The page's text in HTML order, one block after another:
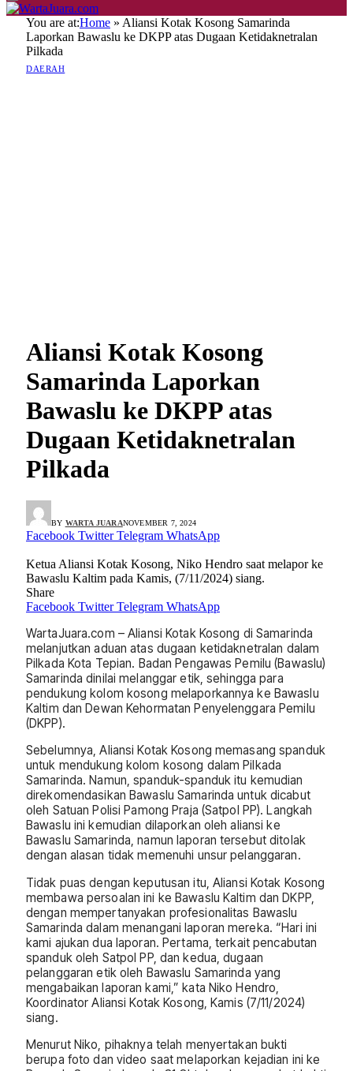
You are at:Home » Aliansi Kotak Kosong Samarinda
Laporkan Bawaslu ke DKPP atas Dugaan Ketidaknetralan
Pilkada
DAERAH
Aliansi Kotak Kosong
Samarinda Laporkan
Bawaslu ke DKPP atas
Dugaan Ketidaknetralan
Pilkada
BY WARTA JUARANOVEMBER 7, 2024
Facebook Twitter Telegram WhatsApp
Ketua Aliansi Kotak Kosong, Niko Hendro saat melapor ke
Bawaslu Kaltim pada Kamis, (7/11/2024) siang.
Share
Facebook Twitter Telegram WhatsApp
WartaJuara.com – Aliansi Kotak Kosong di Samarinda
melanjutkan aduan atas dugaan ketidaknetralan dalam
Pilkada Kota Tepian. Badan Pengawas Pemilu (Bawaslu)
Samarinda dinilai melanggar etik, sehingga para
pendukung kolom kosong melaporkannya ke Bawaslu
Kaltim dan Dewan Kehormatan Penyelenggara Pemilu
(DKPP).
Sebelumnya, Aliansi Kotak Kosong memasang spanduk
untuk mendukung kolom kosong dalam Pilkada
Samarinda. Namun, spanduk-spanduk itu kemudian
direkomendasikan Bawaslu Samarinda untuk dicabut
oleh Satuan Polisi Pamong Praja (Satpol PP). Langkah
Bawaslu ini kemudian dilaporkan oleh aliansi ke
Bawaslu Samarinda, namun laporan tersebut ditolak
dengan alasan tidak memenuhi unsur pelanggaran.
Tidak puas dengan keputusan itu, Aliansi Kotak Kosong
membawa persoalan ini ke Bawaslu Kaltim dan DKPP,
dengan mempertanyakan profesionalitas Bawaslu
Samarinda dalam menangani laporan mereka. “Hari ini
kami ajukan dua laporan. Pertama, terkait pencabutan
spanduk oleh Satpol PP, dan kedua, dugaan
pelanggaran etik oleh Bawaslu Samarinda yang
mengabaikan laporan kami,” kata Niko Hendro,
Koordinator Aliansi Kotak Kosong, Kamis (7/11/2024)
siang.
Menurut Niko, pihaknya telah menyertakan bukti
berupa foto dan video saat melaporkan kejadian ini ke